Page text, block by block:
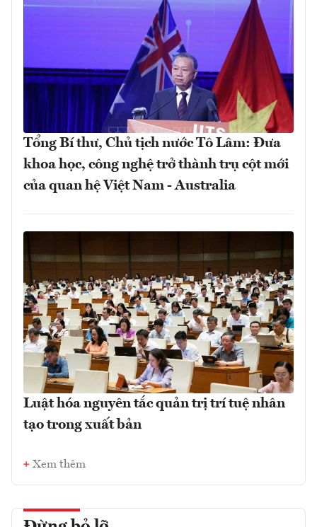
Tổng Bí thư, Chủ tịch nước Tô Lâm: Đưa
khoa học, công nghệ trở thành trụ cột mới
của quan hệ Việt Nam - Australia
Luật hóa nguyên tắc quản trị trí tuệ nhân
tạo trong xuất bản
Xem thêm